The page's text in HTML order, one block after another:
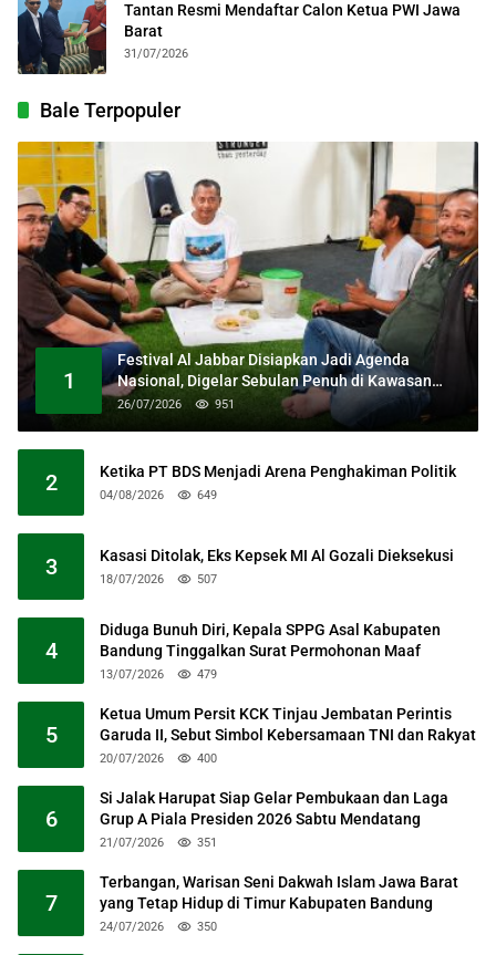
Tantan Resmi Mendaftar Calon Ketua PWI Jawa
Barat
31/07/2026
Bale Terpopuler
1
Festival Al Jabbar Disiapkan Jadi Agenda
Nasional, Digelar Sebulan Penuh di Kawasan
Masjid Raya Al Jabbar
26/07/2026 951
2 Ketika PT BDS Menjadi Arena Penghakiman Politik
04/08/2026 649
3 Kasasi Ditolak, Eks Kepsek MI Al Gozali Dieksekusi
18/07/2026 507
4
Diduga Bunuh Diri, Kepala SPPG Asal Kabupaten
Bandung Tinggalkan Surat Permohonan Maaf
13/07/2026 479
5
Ketua Umum Persit KCK Tinjau Jembatan Perintis
Garuda II, Sebut Simbol Kebersamaan TNI dan Rakyat
20/07/2026 400
6
Si Jalak Harupat Siap Gelar Pembukaan dan Laga
Grup A Piala Presiden 2026 Sabtu Mendatang
21/07/2026 351
7
Terbangan, Warisan Seni Dakwah Islam Jawa Barat
yang Tetap Hidup di Timur Kabupaten Bandung
24/07/2026 350